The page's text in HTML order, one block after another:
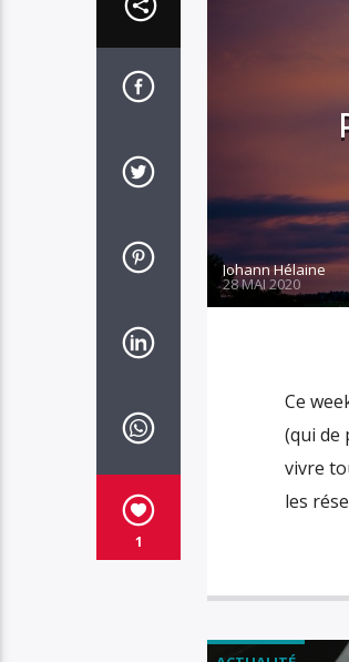
1
Johann Hélaine
28 MAI 2020
Ce
(qui de
vivre
les